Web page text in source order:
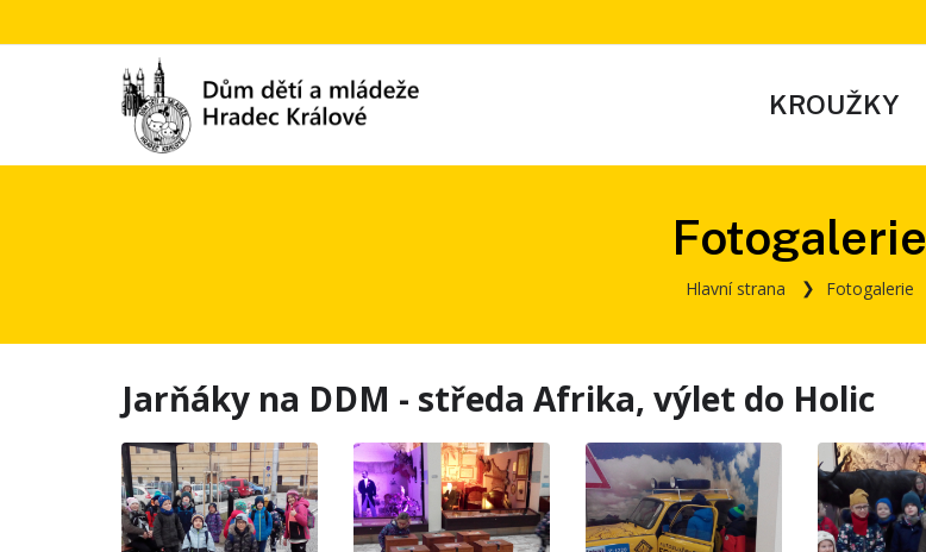
KROUŽKY
Fotogalerie
Hlavní strana Fotogalerie
Jarňáky na DDM - středa Afrika, výlet do Holic